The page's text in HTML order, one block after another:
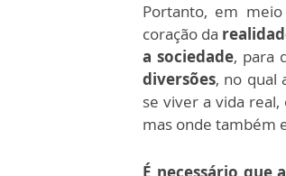
Portanto, em
coração da
a sociedade, para
diversões, no qual
se viver a vida
mas onde também